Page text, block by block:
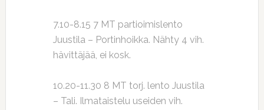
7.10-8.15 7 MT partioimislento
Juustila – Portinhoikka. Nähty 4 vih.
hävittäjää, ei kosk.
10.20-11.30 8 MT torj. lento Juustila
– Tali. Ilmataistelu useiden vih.